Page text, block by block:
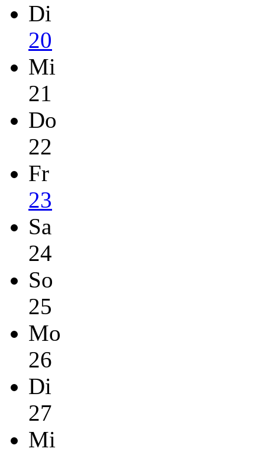
Di
20
Mi
21
Do
22
Fr
23
Sa
24
So
25
Mo
26
Di
27
Mi